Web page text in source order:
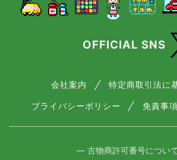
OFFICIAL SNS
会社案内 特定商取引法に
プライバシーポリシー 免責事項
― 古物商許可番号につい